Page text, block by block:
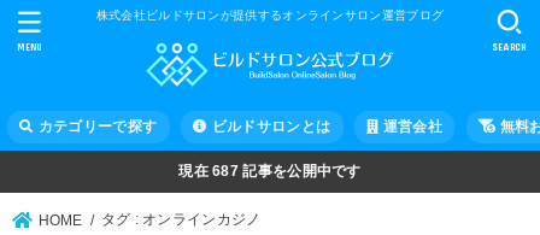
株式会社ビルドサロンが提供するオンラインサロン運営ブログ
カテゴリーで探す ビルドサロンとは 運営会社 無料
SEARCH
MENU
現在687 記事を公開中です
HOME タグ : オンラインカジノ